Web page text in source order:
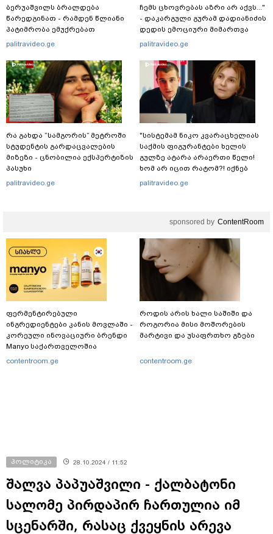
ბერუაშვილს ბრალდება
წარედგინათ - რამდენ წლიანი
პატიმრობა ემუქრებათ
არასრულწლოვნებს?
palitravideo.ge
რა გახდა “სამგორის” მეტროში
სტუდენტის გარდაცვალების
მიზეზი - ცნობილია ექსპერტიზის
პასუხი
palitravideo.ge
ჩემს ცხოვრებას აზრი არ აქვს..."
- დაკარგული გურამ დადიანიძის
დედის ემოციური მიმართვა
palitravideo.ge
"სისტემამ ნიკო კვარაცხელიას
საქმის ფიგურანტები ხელის
გულზე ატარა არაერთი წელი!
ხომ არ იცით რატომ?! იქნებ
იმიტომ რომ თავად
palitravideo.ge
sponsored by ContentRoom
ფერმენტირებული
ინგრედიენტები კანის მოვლაში -
კორეული ინოვაციური ბრენდი
Manyo საქართველოშია
contentroom.ge
როდის არის ხალი საშიში და
როგორია მისი მოშორების
მარტივი და უსაფრთხო გზები
contentroom.ge
პოლიტიკა 28.10.2024 / 11:52
შალვა პაპუაშვილი - ქალბატონი
სალომე პირდაპირ ჩართულია იმ
სცენარში, რასაც ქვეყნის არევა